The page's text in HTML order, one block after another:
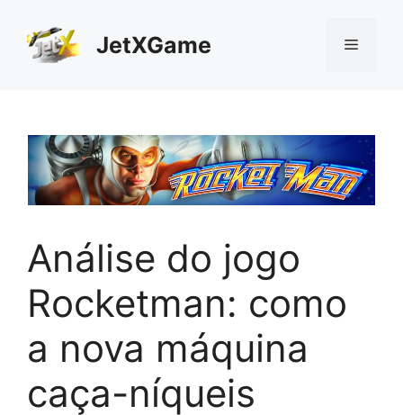
para
JetXGame Menu
Análise do jogo
Rocketman: como
a nova máquina
caça-níqueis